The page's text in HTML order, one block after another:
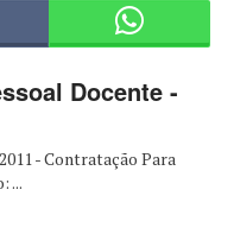
Docente -
- Contratação Para
...